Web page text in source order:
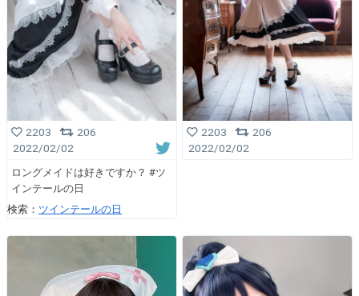
2203
206
2022/02/02
ロングメイドは好きですか？ #ツ
インテールの日
検索： ツインテールの日
2203
206
2022/02/02